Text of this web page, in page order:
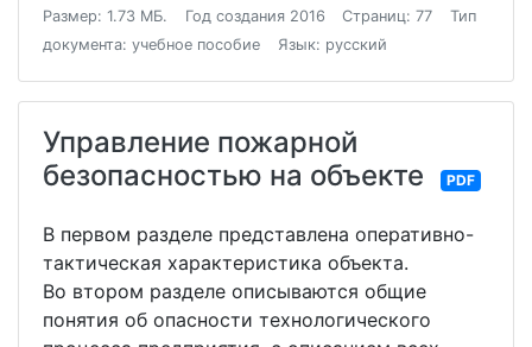
Размер: 1.73 МБ. Год создания 2016 Страниц: 77
Тип
документа: учебное пособие
Язык: русский
Управление пожарной
безопасностью на объекте
PDF
В первом разделе представлена оперативно-
тактическая характеристика объекта.
Во втором разделе описываются общие
понятия об опасности технологического